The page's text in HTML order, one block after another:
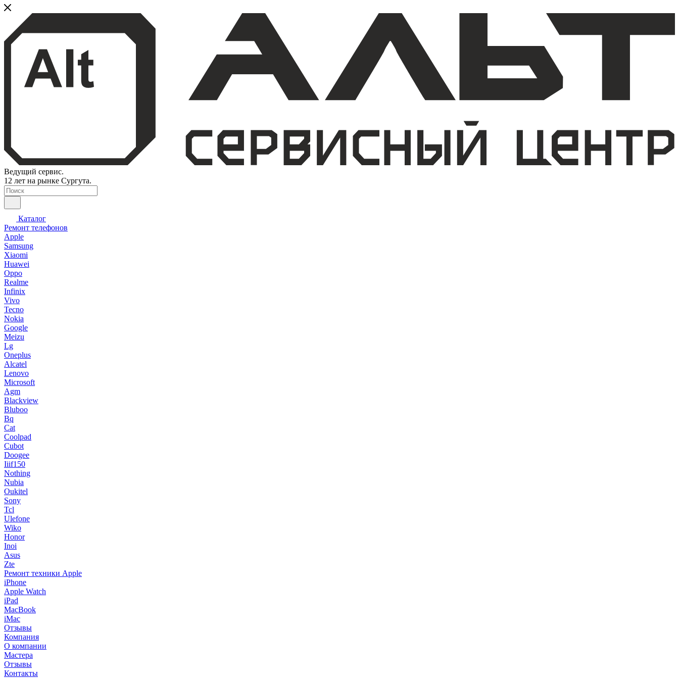
Ведущий сервис.
12 лет на рынке Сургута.
Каталог
Ремонт телефонов
Apple
Samsung
Xiaomi
Huawei
Oppo
Realme
Infinix
Vivo
Tecno
Nokia
Google
Meizu
Lg
Oneplus
Alcatel
Lenovo
Microsoft
Agm
Blackview
Bluboo
Bq
Cat
Coolpad
Cubot
Doogee
Iiif150
Nothing
Nubia
Oukitel
Sony
Tcl
Ulefone
Wiko
Honor
Inoi
Asus
Zte
Ремонт техники Apple
iPhone
Apple Watch
iPad
MacBook
iMac
Отзывы
Компания
О компании
Мастера
Отзывы
Контакты